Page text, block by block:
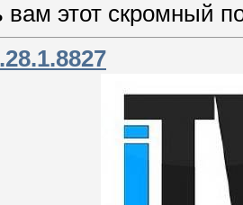
этот скромный